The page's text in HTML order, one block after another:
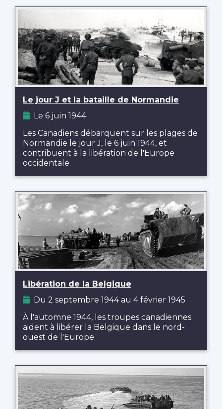
Le jour J et la bataille de Normandie
Le 6 juin 1944
Les Canadiens débarquent sur les plages de
Normandie le jour J, le 6 juin 1944, et
contribuent à la libération de l'Europe
occidentale.
Libération de la Belgique
Du 2 septembre 1944 au 4 février 1945
À l'automne 1944, les troupes canadiennes
aident à libérer la Belgique dans le nord-
ouest de l'Europe.